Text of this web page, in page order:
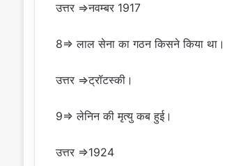
उत्तर ⇒नवम्बर 1917
8⇒ लाल सेना का गठन किसने किया था।
उत्तर ⇒ट्रॉटस्की।
9⇒ लेनिन की मृत्यु कब हुई।
उत्तर ⇒1924